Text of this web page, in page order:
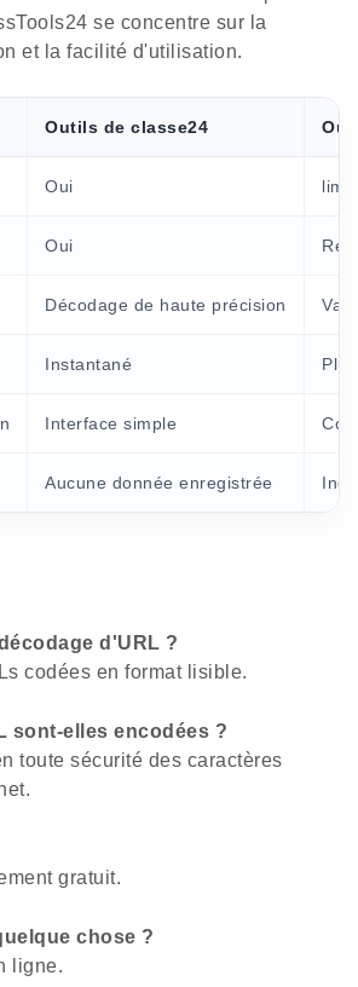
se concentre sur la
et la facilité d'utilisation.
Outils de classe24
Oui
Oui
Décodage de haute précision
Instantané
Interface simple
Aucune donnée enregistrée
d'URL ?
codées en format lisible.
sont-elles encodées ?
toute sécurité des caractères
gratuit.
chose ?
ligne.